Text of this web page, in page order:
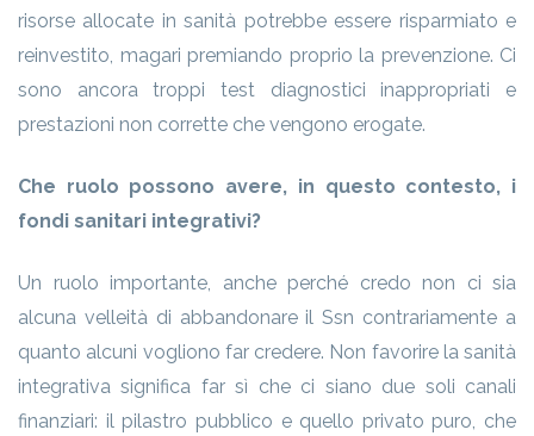
risorse allocate in sanità potrebbe essere risparmiato e
reinvestito, magari premiando proprio la prevenzione. Ci
sono ancora troppi test diagnostici inappropriati e
prestazioni non corrette che vengono erogate.
Che ruolo possono avere, in questo contesto, i
fondi sanitari integrativi?
Un ruolo importante, anche perché credo non ci sia
alcuna velleità di abbandonare il Ssn contrariamente a
quanto alcuni vogliono far credere. Non favorire la sanità
integrativa significa far sì che ci siano due soli canali
finanziari: il pilastro pubblico e quello privato puro, che